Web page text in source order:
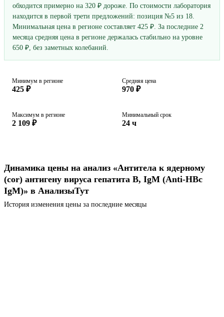
обходится примерно на 320 ₽ дороже. По стоимости лаборатория
находится в первой трети предложений: позиция №5 из 18.
Минимальная цена в регионе составляет 425 ₽. За последние 2
месяца средняя цена в регионе держалась стабильно на уровне
650 ₽, без заметных колебаний.
Минимум в регионе
425 ₽
Средняя цена
970 ₽
Максимум в регионе
2 109 ₽
Минимальный срок
24 ч
Динамика цены на анализ «Антитела к ядерному
(cor) антигену вируса гепатита В, IgM (Anti-HBc
IgM)» в АнализыТут
История изменения цены за последние месяцы